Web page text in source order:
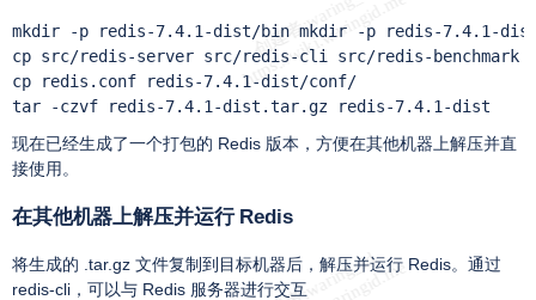
mkdir -p redis-7.4.1-dist/bin mkdir -p redis-7.4.1-
cp src/redis-server src/redis-cli src/redis-
cp redis.conf redis-7.4.1-dist/conf/
tar -czvf redis-7.4.1-dist.tar.gz redis-7.4.1-dist
现在已经生成了一个打包的 Redis 版本，方便在其他机器上解压并直
接使用。
在其他机器上解压并运行 Redis
将生成的 .tar.gz 文件复制到目标机器后，解压并运行 Redis。通过
redis-cli，可以与 Redis 服务器进行交互